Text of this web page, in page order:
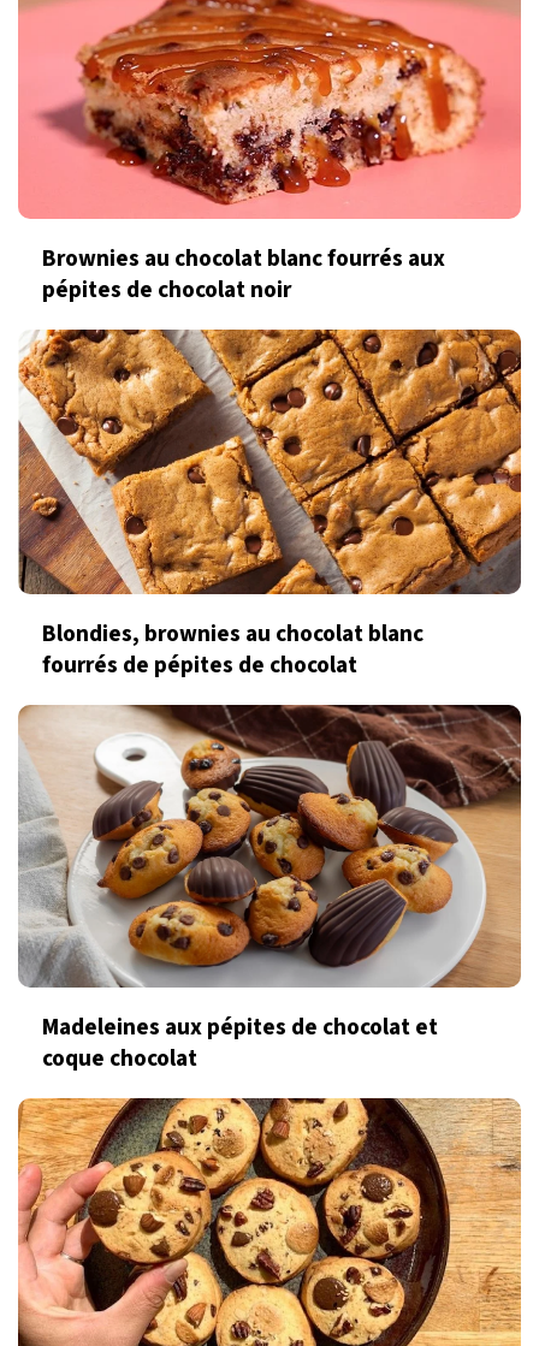
Brownies au chocolat blanc fourrés aux
pépites de chocolat noir
Blondies, brownies au chocolat blanc
fourrés de pépites de chocolat
Madeleines aux pépites de chocolat et
coque chocolat